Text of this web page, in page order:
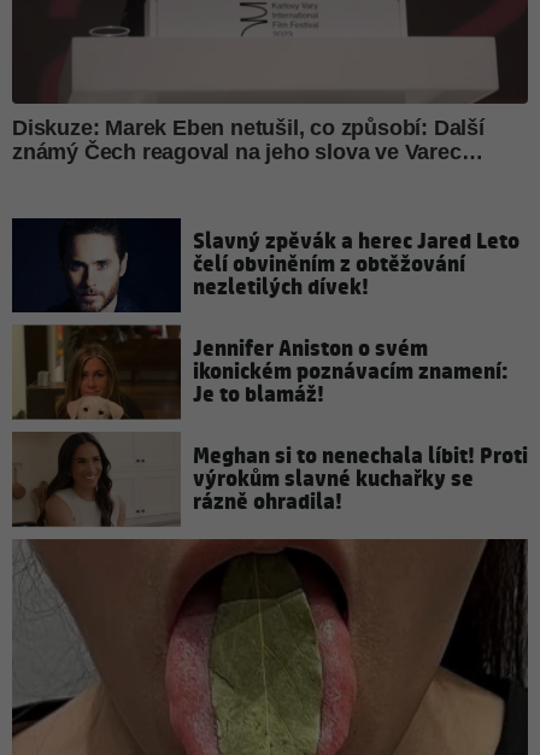
Slavný zpěvák a herec Jared Leto
čelí obviněním z obtěžování
nezletilých dívek!
Jennifer Aniston o svém
ikonickém poznávacím znamení:
Je to blamáž!
Meghan si to nenechala líbit! Proti
výrokům slavné kuchařky se
rázně ohradila!